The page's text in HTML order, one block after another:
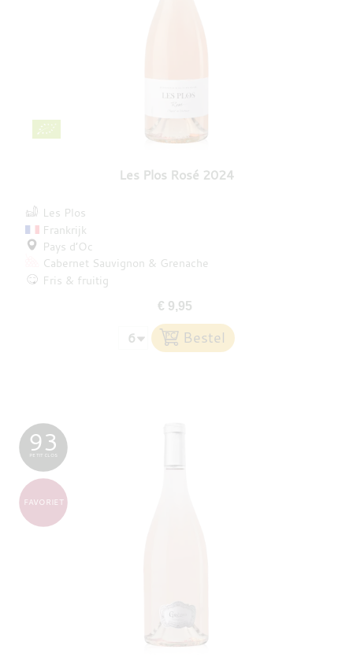
Les Plos Rosé 2024
Les Plos
Frankrijk
Pays d’Oc
Cabernet Sauvignon
Grenache
Fris & fruitig
€ 9,95
93
PETIT CLOS
FAVORIET